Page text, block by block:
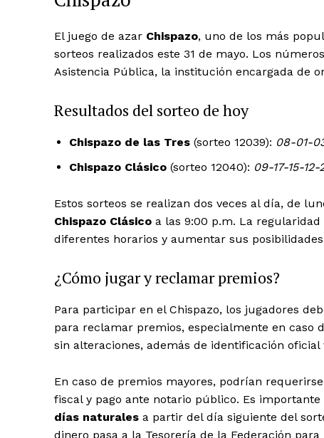
News
El juego de azar Chispazo, uno de los más
sorteos realizados este 31 de mayo. Los
Asistencia Pública, la institución encargada de
Resultados del sorteo de hoy
Chispazo de las Tres (sorteo 12039): 08-01-
Chispazo Clásico (sorteo 12040): 09-17-15-12-
Estos sorteos se realizan dos veces al día, de
Chispazo Clásico a las 9:00 p.m. La
diferentes horarios y aumentar sus
¿Cómo jugar y reclamar premios?
Para participar en el Chispazo, los jugadores
para reclamar premios, especialmente en caso
sin alteraciones, además de identificación oficial
En caso de premios mayores, podrían
fiscal y pago ante notario público. Es
días naturales a partir del día siguiente del
dinero pasa a la Tesorería de la Federación